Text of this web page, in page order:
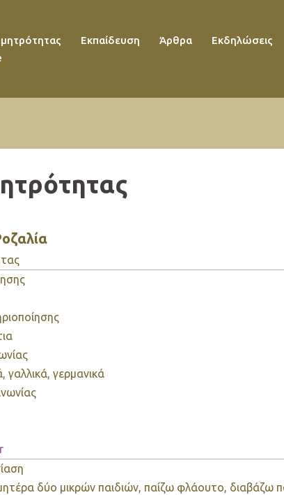
Εκπαίδευση Άρθρα Εκδηλώσεις
γαλλικά, γερμανικά
μητέρα δύο μικρών παιδιών, παίζω φλάουτο, διαβάζω